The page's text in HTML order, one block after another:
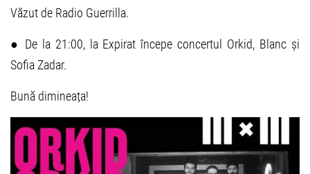
Văzut de Radio Guerrilla.
● De la 21:00, la Expirat începe concertul Orkid, Blanc și
Sofia Zadar.
Bună dimineața!